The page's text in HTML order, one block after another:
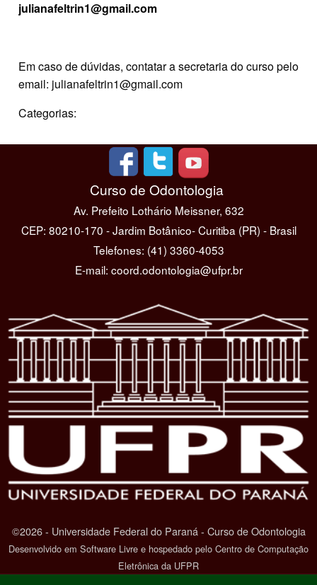
julianafeltrin1@gmail.com
Em caso de dúvidas, contatar a secretaria do curso pelo
email: julianafeltrin1@gmail.com
Categorias:
Curso de Odontologia
Av. Prefeito Lothário Meissner, 632
CEP: 80210-170 - Jardim Botânico- Curitiba (PR) - Brasil
Telefones: (41) 3360-4053
E-mail: coord.odontologia@ufpr.br
©2026 - Universidade Federal do Paraná - Curso de Odontologia
Desenvolvido em Software Livre e hospedado pelo Centro de Computação
Eletrônica da UFPR